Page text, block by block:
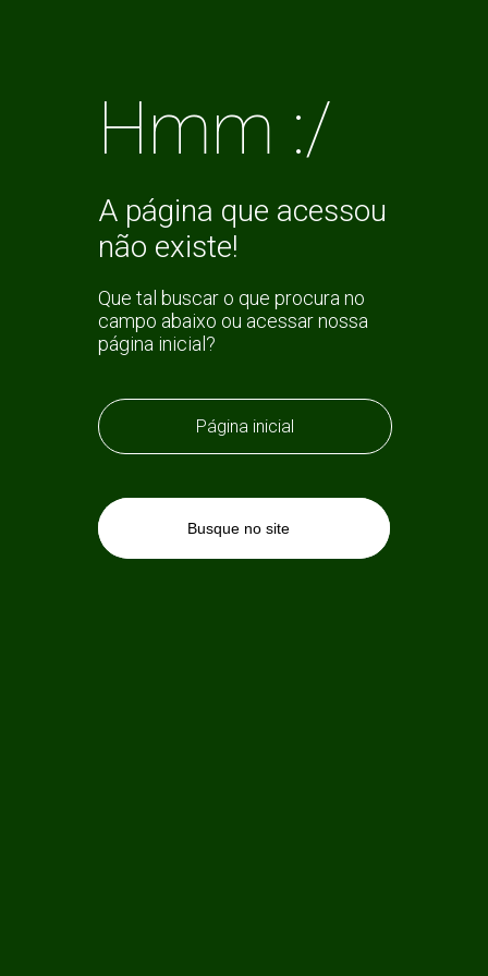
Hmm :/
A página que acessou
não existe!
Que tal buscar o que procura no
campo abaixo ou acessar nossa
página inicial?
Página inicial